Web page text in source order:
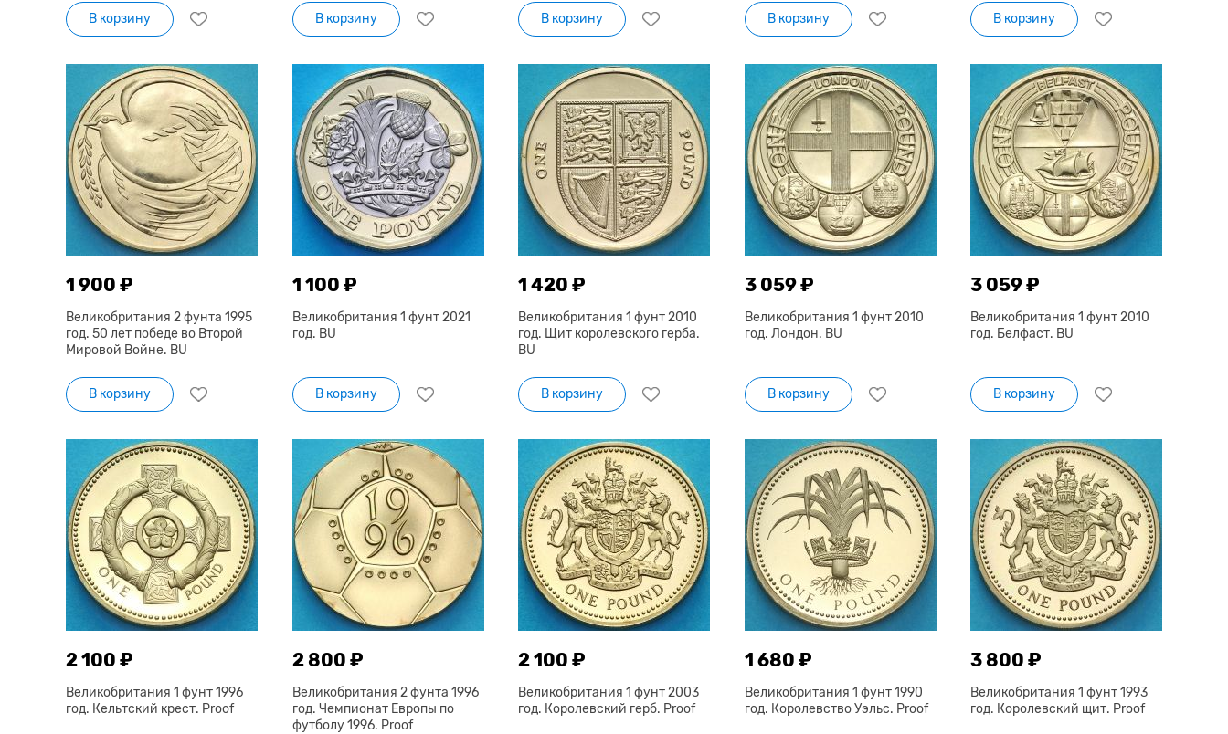
В корзину В корзину В корзину В корзину В корзину
1 900 ₽
Великобритания 2 фунта 1995
год. 50 лет победе во Второй
Мировой Войне. BU
В корзину
1 100 ₽
Великобритания 1 фунт 2021
год. BU
В корзину
1 420 ₽
Великобритания 1 фунт 2010
год. Щит королевского герба.
BU
В корзину
3 059 ₽
Великобритания 1 фунт 2010
год. Лондон. BU
В корзину
3 059 ₽
Великобритания 1 фунт 2010
год. Белфаст. BU
В корзину
2 100 ₽
Великобритания 1 фунт 1996
год. Кельтский крест. Proof
2 800 ₽
Великобритания 2 фунта 1996
год. Чемпионат Европы по
футболу 1996. Proof
2 100 ₽
Великобритания 1 фунт 2003
год. Королевский герб. Proof
1 680 ₽
Великобритания 1 фунт 1990
год. Королевство Уэльс. Proof
3 800 ₽
Великобритания 1 фунт 1993
год. Королевский щит. Proof